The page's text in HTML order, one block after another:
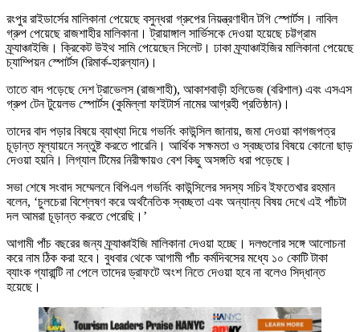
রংপুর রাইডার্সের মালিকানা পেয়েছে বসুন্ধরা গ্রুপের নিয়ন্ত্রণাধীন টগি স্পোর্টস। নাবিল
গ্রুপ পেয়েছে রাজশাহীর মালিকানা। ট্রায়াঙ্গাল সার্ভিসকে দেওয়া হয়েছে চট্টগ্রাম
ফ্র্যাঞ্চাইজি। ক্রিকেট উইথ সামি পেয়েছেন সিলেট। ঢাকা ফ্র্যাঞ্চাইজির মালিকানা পেয়েছে
চ্যাম্পিয়ন স্পোর্টস (রিমার্ক-হারল্যান)।
তাতে বাদ পড়েছে দেশ ট্রাভেলস (রাজশাহী), আকাশবাড়ী হলিডেজ (বরিশাল) এবং এসএস
গ্রুপ টেন টুয়েলভ স্পোর্টস (কুমিল্লা ফাইটার্স নামের আগ্রহী প্রতিষ্ঠান)।
তাদের বাদ পড়ার বিষয়ে ব্যাখ্যা দিয়ে গভর্নিং কাউন্সিল জানায়, জমা দেওয়া কাগজপত্র
চূড়ান্ত মূল্যায়নে সন্তুষ্ট করতে পারেনি। আর্থিক সক্ষমতা ও স্বচ্ছতার বিষয়ে কোনো ছাড়
দেওয়া হয়নি। লিগ্যাল টিমের নিরীক্ষায়ও বেশ কিছু অসঙ্গতি ধরা পড়েছে।
সভা শেষে সংবাদ সম্মেলনে বিপিএল গভর্নিং কাউন্সিলের সদস্য সচিব ইফতেখার রহমান
বলেন, ‘চুলচেরা বিশ্লেষণ করে অর্থনৈতিক স্বচ্ছতা এবং অন্যান্য বিষয় দেখে এই পাঁচটা
দল আমরা চূড়ান্ত করতে পেরেছি।’
আগামী পাঁচ বছরের জন্য ফ্র্যাঞ্চাইজি মালিকানা দেওয়া হচ্ছে। দলগুলোর সঙ্গে আলোচনা
করে নাম ঠিক করা হবে। বুধবার থেকে আগামী পাঁচ কর্মদিবসের মধ্যে ১০ কোটি টাকা
ব্যাংক গ্যারান্টি না পেলে তাদের ড্রাফটে অংশ নিতে দেওয়া হবে না বলেও সিদ্ধান্ত
হয়েছে।